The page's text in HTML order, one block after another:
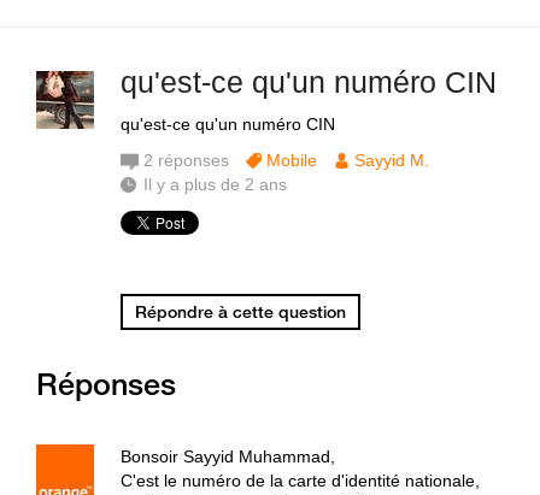
qu'est-ce qu'un numéro CIN
qu'est-ce qu'un numéro CIN
2 réponses Mobile
Sayyid M.
Il y a plus de 2 ans
Répondre à cette question
Réponses
Bonsoir Sayyid Muhammad,
C'est le numéro de la carte d'identité nationale,